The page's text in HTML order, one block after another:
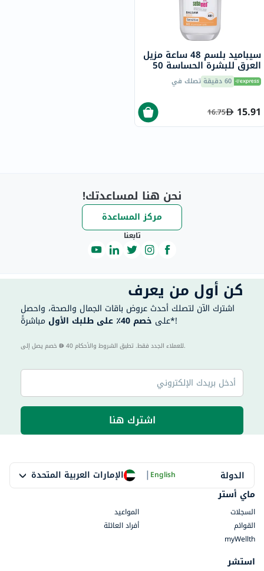
سيباميد بلسم 48 ساعة مزيل
العرق للبشرة الحساسة 50
مل 60 دقيقة تصلك في
15.91
16.75
نحن هنا لمساعدتك!
مركز المساعدة
تابعنا
كن أول من يعرف
اشترك الآن لتصلك أحدث عروض باقات الجمال والصحة، واحصل
على خصم 40٪ على طلبك الأول مباشرةً*!
40 للعملاء الجدد فقط. تطبق الشروط والأحكام.
اشترك هنا
الدولة الإمارات العربية المتحدة |English
ماي أستر
السجلات
المواعيد
القوائم
أفراد العائلة
myWellth
استشر